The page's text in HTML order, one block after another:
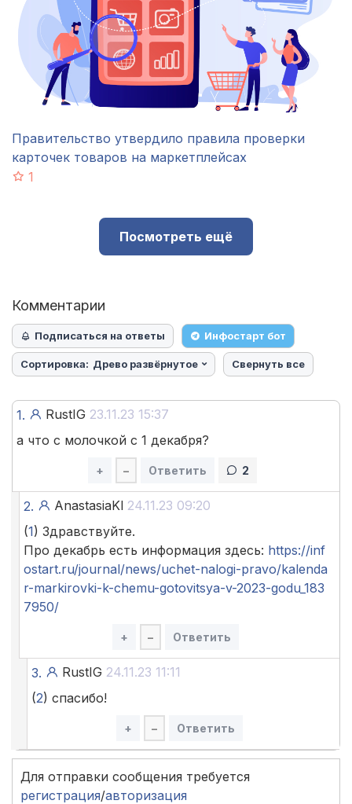
Правительство утвердило правила проверки
карточек товаров на маркетплейсах
1
Посмотреть ещё
Комментарии
Подписаться на ответы Инфостарт бот
Сортировка: Древо развёрнутое Свернуть все
1. RustIG 23.11.23 15:37
а что с молочкой с 1 декабря?
+ – Ответить 2
2. AnastasiaKl 24.11.23 09:20
(1) Здравствуйте.
Про декабрь есть информация здесь: https://inf
ostart.ru/journal/news/uchet-nalogi-pravo/kalenda
r-markirovki-k-chemu-gotovitsya-v-2023-godu_183
7950/
+ – Ответить
3. RustIG 24.11.23 11:11
(2) спасибо!
+ – Ответить
Для отправки сообщения требуется
регистрация/авторизация